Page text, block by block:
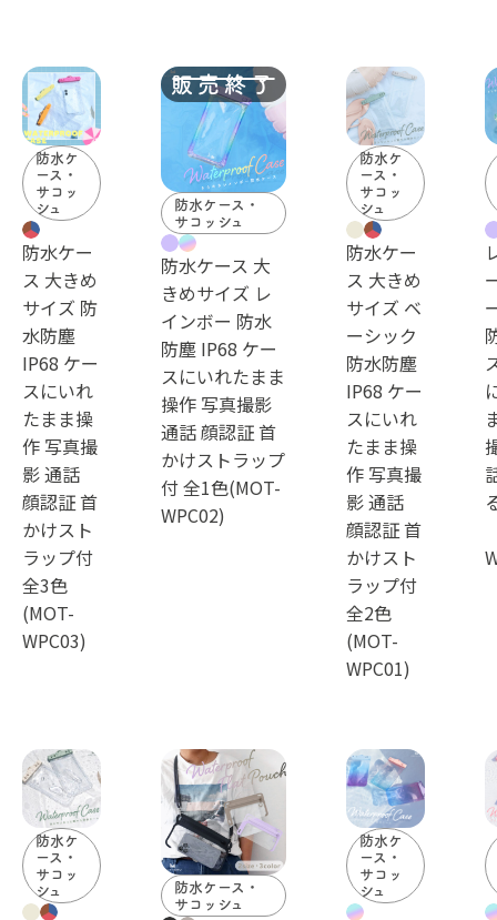
防水ケ
ース・
サコッ
シュ
防水ケー
ス 大きめ
サイズ 防
水防塵
IP68 ケー
スにいれ
たまま操
作 写真撮
影 通話
顔認証 首
かけスト
ラップ付
全3色
(MOT-
WPC03)
防水ケース・
サコッシュ
防水ケース 大
きめサイズ レ
インボー 防水
防塵 IP68 ケー
スにいれたまま
操作 写真撮影
通話 顔認証 首
かけストラップ
付 全1色(MOT-
WPC02)
防水ケ
ース・
サコッ
シュ
防水ケー
ス 大きめ
サイズ ベ
ーシック
防水防塵
IP68 ケー
スにいれ
たまま操
作 写真撮
影 通話
顔認証 首
かけスト
ラップ付
全2色
(MOT-
WPC01)
防水ケ
ース・
サコッ
シュ
防水ケース・
サコッシュ
防水ケ
ース・
サコッ
シュ